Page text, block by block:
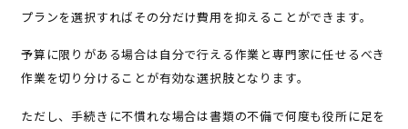
プランを選択すればその分だけ費用を抑えることができます。
予算に限りがある場合は自分で行える作業と専門家に任せるべき
作業を切り分けることが有効な選択肢となります。
ただし、手続きに不慣れな場合は書類の不備で何度も役所に足を